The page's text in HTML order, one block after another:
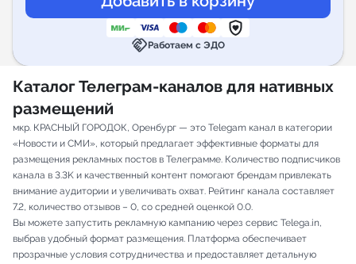
handshakeРаботаем с ЭДО
Каталог Телеграм-каналов для нативных
размещений
мкр. КРАСНЫЙ ГОРОДОК, Оренбург — это Telegam канал в категории
«Новости и СМИ», который предлагает эффективные форматы для
размещения рекламных постов в Телеграмме. Количество подписчиков
канала в 3.3K и качественный контент помогают брендам привлекать
внимание аудитории и увеличивать охват. Рейтинг канала составляет
7.2, количество отзывов – 0, со средней оценкой 0.0.
Вы можете запустить рекламную кампанию через сервис Telega.in,
выбрав удобный формат размещения. Платформа обеспечивает
прозрачные условия сотрудничества и предоставляет детальную